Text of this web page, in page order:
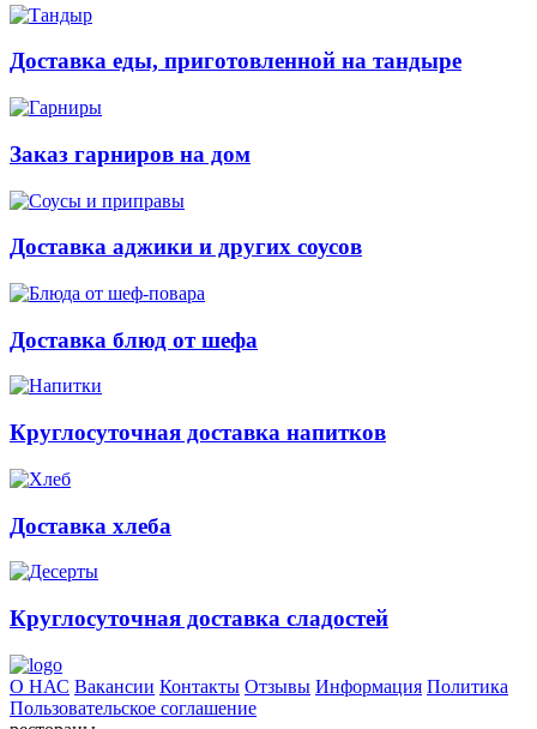
Доставка еды, приготовленной на тандыре
Заказ гарниров на дом
Доставка аджики и других соусов
Доставка блюд от шефа
Круглосуточная доставка напитков
Доставка хлеба
Круглосуточная доставка сладостей
О НАС Вакансии Контакты Отзывы Информация Политика
Пользовательское соглашение